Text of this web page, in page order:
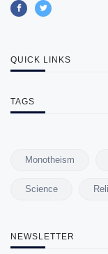
QUICK LINKS
TAGS
Monotheism
Science
NEWSLETTER